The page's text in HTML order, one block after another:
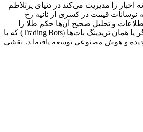
اخبار را مدیریت می‌کند در دنیای پرتلاطم
نوسانات قیمت در کسری از ثانیه رخ
و تحلیل صحیح آن‌ها حکم طلا را
دارد. ربات‌های معامله‌گر یا همان تریدینگ بات‌ها (Trading Bots) که با
و هوش مصنوعی توسعه یافته‌اند، نقشی